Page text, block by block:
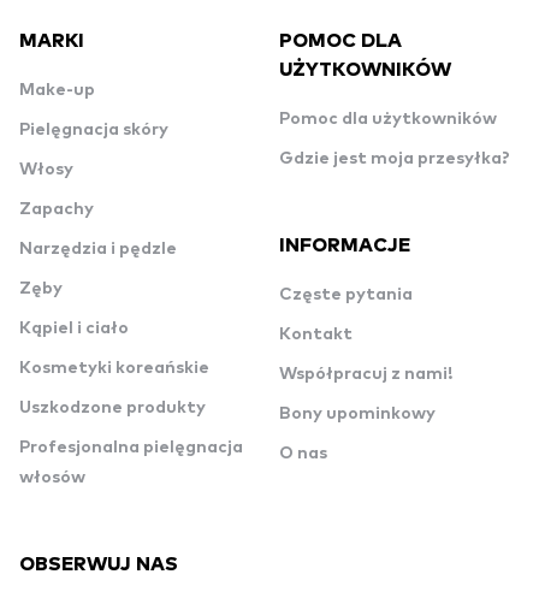
MARKI
Make-up
Pielęgnacja skóry
Włosy
Zapachy
Narzędzia i pędzle
Zęby
Kąpiel i ciało
Kosmetyki koreańskie
Uszkodzone produkty
Profesjonalna pielęgnacja
włosów
POMOC DLA
UŻYTKOWNIKÓW
Pomoc dla użytkowników
Gdzie jest moja przesyłka?
INFORMACJE
Częste pytania
Kontakt
Współpracuj z nami!
Bony upominkowy
O nas
OBSERWUJ NAS